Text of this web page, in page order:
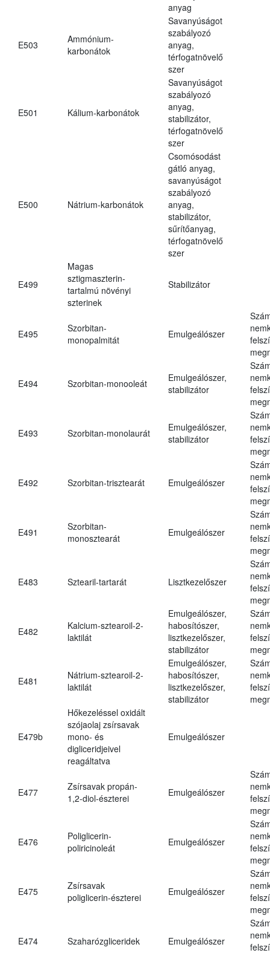
anyag
E503
Ammónium-
karbonátok
Savanyúságot
szabályozó
anyag,
térfogatnövelő
szer
E501 Kálium-karbonátok
Savanyúságot
szabályozó
anyag,
stabilizátor,
térfogatnövelő
szer
E500 Nátrium-karbonátok
Csomósodást
gátló anyag,
savanyúságot
szabályozó
anyag,
stabilizátor,
sűrítőanyag,
térfogatnövelő
szer
E499
Magas
sztigmaszterin-
tartalmú növényi
szterinek
Stabilizátor
E495
Szorbitan-
monopalmitát
Emulgeálószer
E494 Szorbitan-monooleát
Emulgeálószer,
stabilizátor
E493 Szorbitan-monolaurát
Emulgeálószer,
stabilizátor
E492 Szorbitan-trisztearát Emulgeálószer
E491
Szorbitan-
monosztearát
Emulgeálószer
E483 Sztearil-tartarát Lisztkezelőszer
E482
Kalcium-sztearoil-2-
laktilát
Emulgeálószer,
habosítószer,
lisztkezelőszer,
stabilizátor
E481
Nátrium-sztearoil-2-
laktilát
Emulgeálószer,
habosítószer,
lisztkezelőszer,
stabilizátor
E479b
Hőkezeléssel oxidált
szójaolaj zsírsavak
mono- és
digliceridjeivel
reagáltatva
Emulgeálószer
E477
Zsírsavak propán-
1,2-diol-észterei
Emulgeálószer
E476
Poliglicerin-
poliricinoleát
Emulgeálószer
E475
Zsírsavak
poliglicerin-észterei
Emulgeálószer
E474 Szaharózgliceridek Emulgeálószer